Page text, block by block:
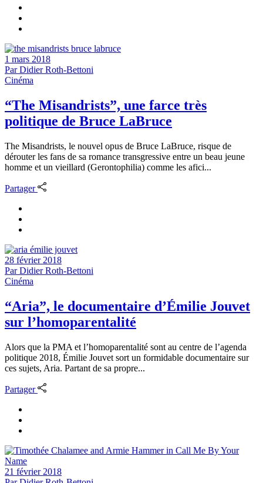
1 mars 2018
ParDidier Roth-Bettoni
Cinéma
“The Misandrists”, une farce très
politique de Bruce LaBruce
The Misandrists, le nouvel opus de Bruce LaBruce, risque de
dérouter les fans de sa romance transgressive entre un beau jeune
homme et un vieillard (Gerontophilia) comme les afici...
Partager
28 février 2018
ParDidier Roth-Bettoni
Cinéma
“Aria”, le documentaire d’Émilie Jouvet
sur l’homoparentalité
Alors que la PMA et l’homoparentalité sont au centre de l’agenda
politique 2018, Émilie Jouvet sort un formidable documentaire sur
ces sujets, Aria. Partant de sa propre...
Partager
21 février 2018